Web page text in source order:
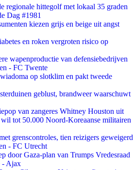
regionale hittegolf met lokaal 35 graden
Dag #1981
kiezen grijs en beige uit angst
en roken vergroten risico op
wapenproductie van defensiebedrijven
- FC Twente
op slotklim en pakt tweede
geblust, brandweer waarschuwt
van zangeres Whitney Houston uit
tot 50.000 Noord-Koreaanse militairen
grenscontroles, tien reizigers geweigerd
- FC Utrecht
door Gaza-plan van Trumps Vredesraad
- Ajax